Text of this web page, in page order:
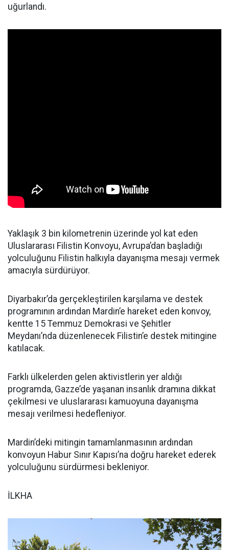
uğurlandı.
Yaklaşık 3 bin kilometrenin üzerinde yol kat eden
Uluslararası Filistin Konvoyu, Avrupa’dan başladığı
yolculuğunu Filistin halkıyla dayanışma mesajı vermek
amacıyla sürdürüyor.
Diyarbakır’da gerçekleştirilen karşılama ve destek
programının ardından Mardin’e hareket eden konvoy,
kentte 15 Temmuz Demokrasi ve Şehitler
Meydanı’nda düzenlenecek Filistin’e destek mitingine
katılacak.
Farklı ülkelerden gelen aktivistlerin yer aldığı
programda, Gazze’de yaşanan insanlık dramına dikkat
çekilmesi ve uluslararası kamuoyuna dayanışma
mesajı verilmesi hedefleniyor.
Mardin’deki mitingin tamamlanmasının ardından
konvoyun Habur Sınır Kapısı’na doğru hareket ederek
yolculuğunu sürdürmesi bekleniyor.
İLKHA